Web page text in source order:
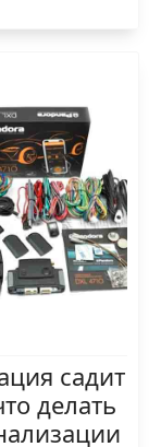
садит
делать